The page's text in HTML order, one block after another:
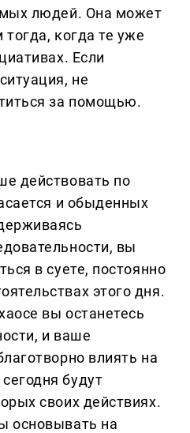
людей. Она может
когда те уже
Если
не
за помощью.
действовать по
и обыденных
вы
в суете, постоянно
этого дня.
вы останетесь
и ваше
влиять на
будут
своих действиях.
основывать на